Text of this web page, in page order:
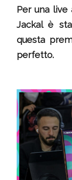
Per una live
Jackal è
questa
perfetto.